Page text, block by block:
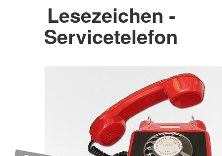
Lesezeichen -
Servicetelefon